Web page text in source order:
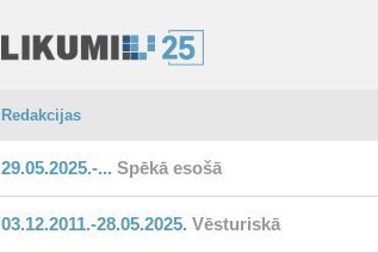
Redakcijas
29.05.2025.-... Spēkā esošā
03.12.2011.-28.05.2025. Vēsturiskā